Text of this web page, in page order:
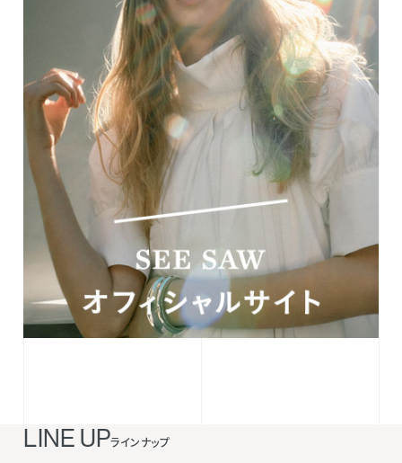
LINE UPラインナップ